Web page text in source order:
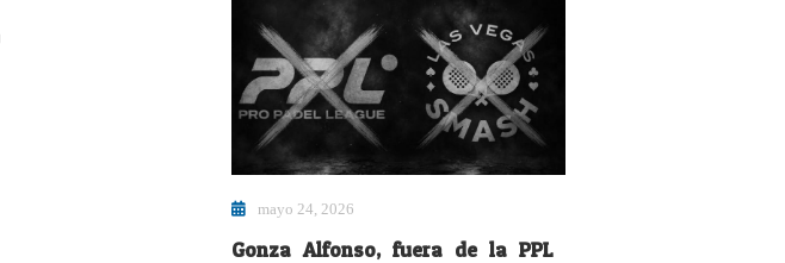
mayo 24, 2026
Gonza Alfonso, fuera de la PPL